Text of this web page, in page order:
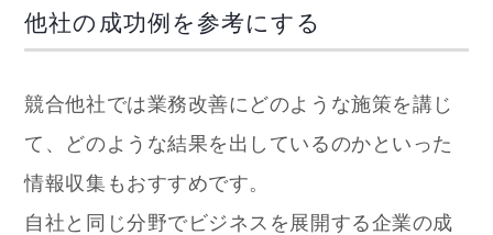
他社の成功例を参考にする
競合他社では業務改善にどのような施策を講じ
て、どのような結果を出しているのかといった
情報収集もおすすめです。
自社と同じ分野でビジネスを展開する企業の成